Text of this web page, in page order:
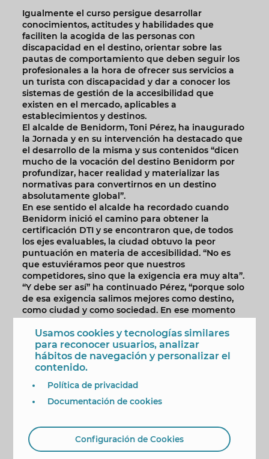
Igualmente el curso persigue desarrollar
conocimientos, actitudes y habilidades que
faciliten la acogida de las personas con
discapacidad en el destino, orientar sobre las
pautas de comportamiento que deben seguir los
profesionales a la hora de ofrecer sus servicios a
un turista con discapacidad y dar a conocer los
sistemas de gestión de la accesibilidad que
existen en el mercado, aplicables a
establecimientos y destinos.
El alcalde de Benidorm, Toni Pérez, ha inaugurado
la Jornada y en su intervención ha destacado que
el desarrollo de la misma y sus contenidos “dicen
mucho de la vocación del destino Benidorm por
profundizar, hacer realidad y materializar las
normativas para convertirnos en un destino
absolutamente global”.
En ese sentido el alcalde ha recordado cuando
Benidorm inició el camino para obtener la
certificación DTI y se encontraron que, de todos
los ejes evaluables, la ciudad obtuvo la peor
puntuación en materia de accesibilidad. “No es
que estuviéramos peor que nuestros
competidores, sino que la exigencia era muy alta”.
“Y debe ser así” ha continuado Pérez, “porque solo
de esa exigencia salimos mejores como destino,
como ciudad y como sociedad. En ese momento
fue cuando empezamos a impulsar acciones de
accesibilidad de la mano de Predif”.
El primer edil ha agradecido la participación de los
presentes porque, en su opinión, “más allá de la
empresa, estar aquí representa una implicación
de todo lo que hay detrás de cada uno”.
principal es “que el destino sea lo más accesible
posible en todos los ámbitos, alcanzando también
la parte sensorial y la cognitiva”.
Usamos cookies y tecnologías similares
para reconocer usuarios, analizar
hábitos de navegación y personalizar el
contenido.
Política de privacidad
Documentación de cookies
Configuración de Cookies